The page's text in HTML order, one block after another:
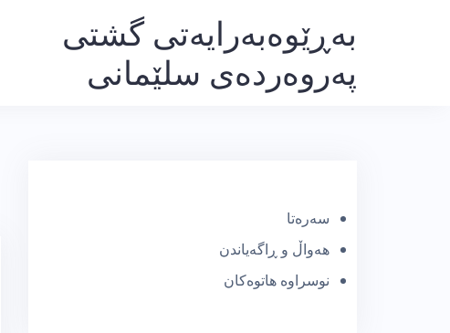
بەڕێوەبەرایەتی گشتی
پەروەردەی سلێمانی
سەرەتا
هەواڵ و ڕاگەیاندن
نوسراوە هاتوەکان